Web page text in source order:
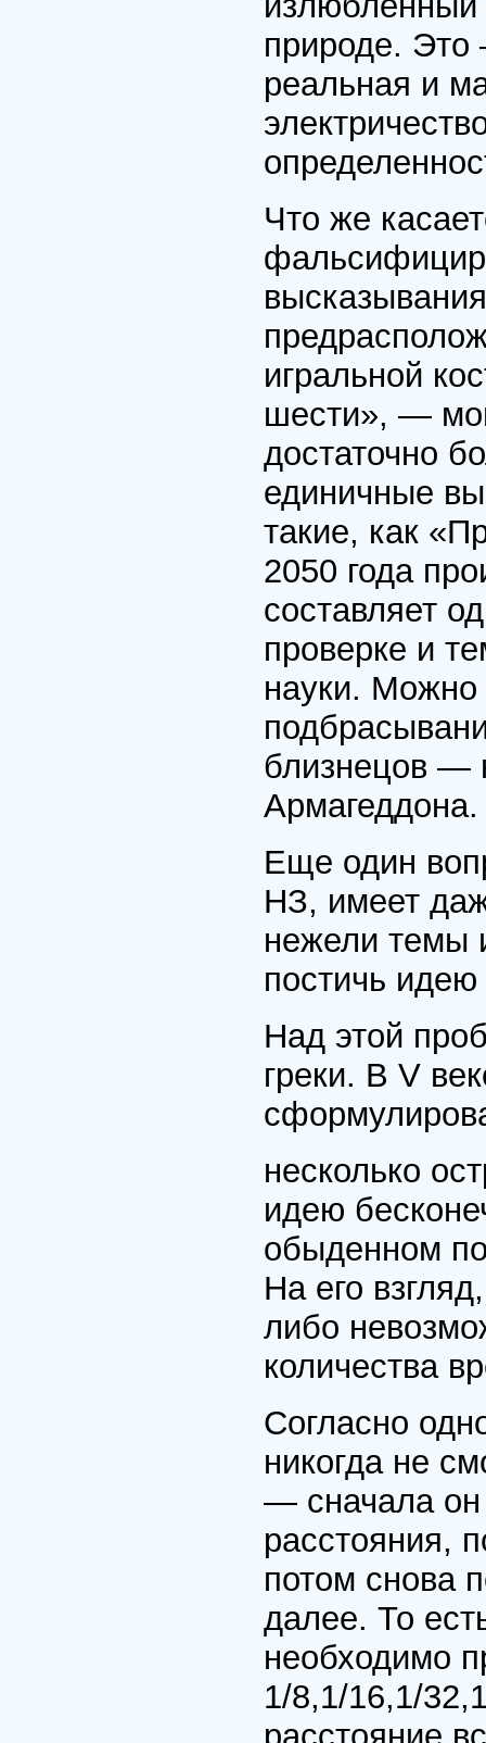
природе.
реальная и
Что же
игральной
шести», —
достаточно
единичные
такие, как
2050 года
составляет
проверке и
науки. Можно
близнецов —
Армагеддона.
Еще один
НЗ, имеет
нежели темы
постичь идею
Над этой
греки. В V
несколько
идею
обыденном
На его
либо
количества
Согласно
никогда не
— сначала он
расстояния,
потом снова
далее. То
необходимо
1/8,1/16,1/